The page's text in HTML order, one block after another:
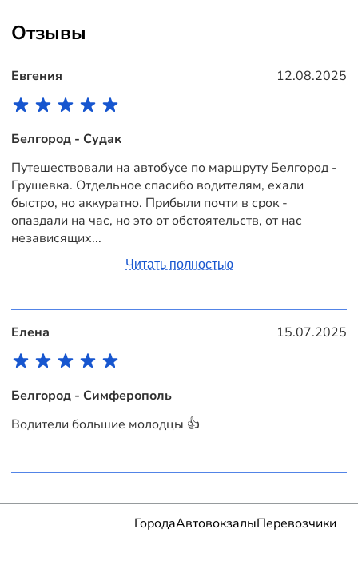
Отзывы
Евгения 12.08.2025
Белгород - Судак
Путешествовали на автобусе по маршруту Белгород -
Грушевка. Отдельное спасибо водителям, ехали
быстро, но аккуратно. Прибыли почти в срок -
опаздали на час, но это от обстоятельств, от нас
независящих...
Читать полностью
Елена 15.07.2025
Белгород - Симферополь
Водители большие молодцы 👍
ГородаАвтовокзалыПеревозчики